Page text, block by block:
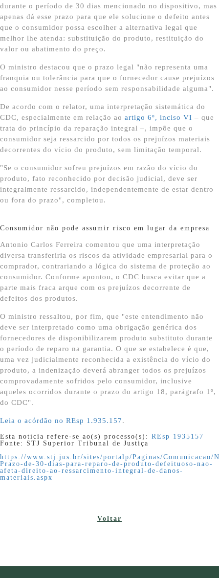
durante o período de 30 dias mencionado no dispositivo, mas
apenas dá esse prazo para que ele solucione o defeito antes
que o consumidor possa escolher a alternativa legal que
melhor lhe atenda: substituição do produto, restituição do
valor ou abatimento do preço.
O ministro destacou que o prazo legal "não representa uma
franquia ou tolerância para que o fornecedor cause prejuízos
ao consumidor nesse período sem responsabilidade alguma".
De acordo com o relator, uma interpretação sistemática do
CDC, especialmente em relação ao artigo 6º, inciso VI – que
trata do princípio da reparação integral –, impõe que o
consumidor seja ressarcido por todos os prejuízos materiais
decorrentes do vício do produto, sem limitação temporal.
"Se o consumidor sofreu prejuízos em razão do vício do
produto, fato reconhecido por decisão judicial, deve ser
integralmente ressarcido, independentemente de estar dentro
ou fora do prazo", completou.
Consumidor não pode assumir risco em lugar da empresa
Antonio Carlos Ferreira comentou que uma interpretação
diversa transferiria os riscos da atividade empresarial para o
comprador, contrariando a lógica do sistema de proteção ao
consumidor. Conforme apontou, o CDC busca evitar que a
parte mais fraca arque com os prejuízos decorrente de
defeitos dos produtos.
O ministro ressaltou, por fim, que "este entendimento não
deve ser interpretado como uma obrigação genérica dos
fornecedores de disponibilizarem produto substituto durante
o período de reparo na garantia. O que se estabelece é que,
uma vez judicialmente reconhecida a existência do vício do
produto, a indenização deverá abranger todos os prejuízos
comprovadamente sofridos pelo consumidor, inclusive
aqueles ocorridos durante o prazo do artigo 18, parágrafo 1º,
do CDC".
Leia o acórdão no REsp 1.935.157.
Esta notícia refere-se ao(s) processo(s): REsp 1935157
Fonte: STJ Superior Tribunal de Justiça
https://www.stj.jus.br/sites/portalp/Paginas/Comunicacao/
Prazo-de-30-dias-para-reparo-de-produto-defeituoso-nao-
afeta-direito-ao-ressarcimento-integral-de-danos-
materiais.aspx
Voltar